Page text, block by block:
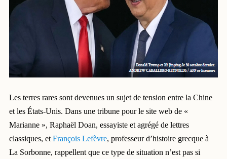
Les terres rares sont devenues un sujet de tension entre la Chine
et les États-Unis. Dans une tribune pour le site web de «
Marianne », Raphaël Doan, essayiste et agrégé de lettres
classiques, et François Lefèvre, professeur d’histoire grecque à
La Sorbonne, rappellent que ce type de situation n’est pas si